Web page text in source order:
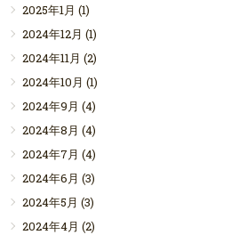
2025年1月 (1)
2024年12月 (1)
2024年11月 (2)
2024年10月 (1)
2024年9月 (4)
2024年8月 (4)
2024年7月 (4)
2024年6月 (3)
2024年5月 (3)
2024年4月 (2)